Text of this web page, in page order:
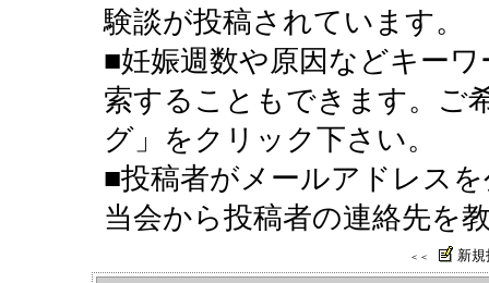
験談が投稿されています。
■妊娠週数や原因などキー
索することもできます。ご
グ」をクリック下さい。
■投稿者がメールアドレス
当会から投稿者の連絡先を
＜＜ 新規